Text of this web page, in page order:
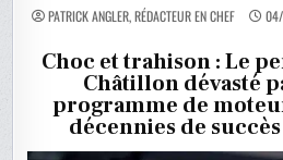
PATRICK ANGLER, RÉDACTEUR EN CHEF
Choc et trahison : Le
Châtillon dévasté
programme de
décennies de